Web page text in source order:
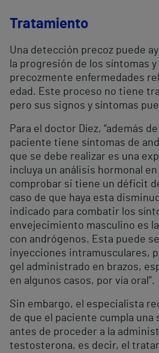
Tratamiento
Una detección precoz puede
la progresión de los síntomas
precozmente enfermedades
edad. Este proceso no tiene
pero sus signos y síntomas
Para el doctor Díez, “además
paciente tiene síntomas de
que se debe realizar es una
incluya un análisis hormonal
comprobar si tiene un déficit
caso de que haya esta
indicado para combatir los
envejecimiento masculino es
con andrógenos. Esta puede
inyecciones intramusculares,
gel administrado en brazos,
en algunos casos, por vía oral”.
Sin embargo, el especialista
de que el paciente cumpla
antes de proceder a la
testosterona, es decir, el